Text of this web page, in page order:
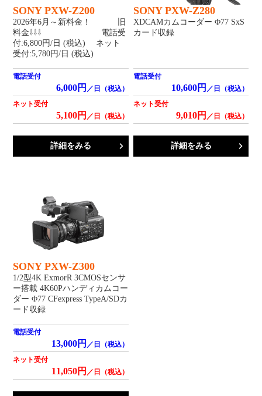
SONY PXW-Z200
2026年6月～新料金！ 旧
料金⇩⇩⇩ 電話受
付:6,800円/日 (税込) ネット
受付:5,780円/日 (税込)
電話受付
6,000円 ／日（税込）
ネット受付
5,100円 ／日（税込）
詳細をみる
SONY PXW-Z280
XDCAMカムコーダー Φ77 SxS
カード収録
電話受付
10,600円 ／日（税込）
ネット受付
9,010円 ／日（税込）
詳細をみる
SONY PXW-Z300
1/2型4K ExmorR 3CMOSセンサ
ー搭載 4K60Pハンディカムコー
ダー Φ77 CFexpress TypeA/SDカ
ード収録
電話受付
13,000円 ／日（税込）
ネット受付
11,050円 ／日（税込）